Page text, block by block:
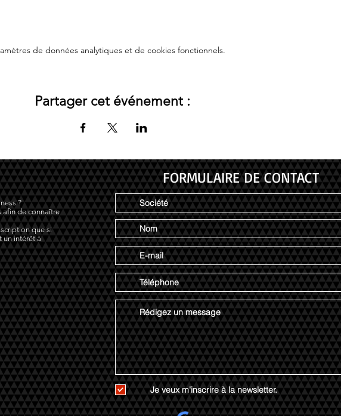
de données analytiques et de cookies fonctionnels.
Partager cet événement :
?
afin de connaître
que si
un intérêt à
FORMULAIRE DE CONTACT
Je veux m'inscrire à la newsletter.